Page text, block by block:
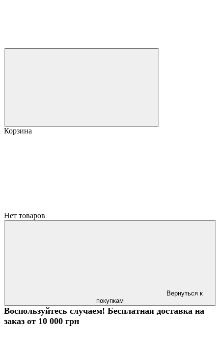
Корзина
Нет товаров
Вернуться к
покупкам
Воспользуйтесь случаем! Бесплатная доставка на
заказ от 10 000 грн